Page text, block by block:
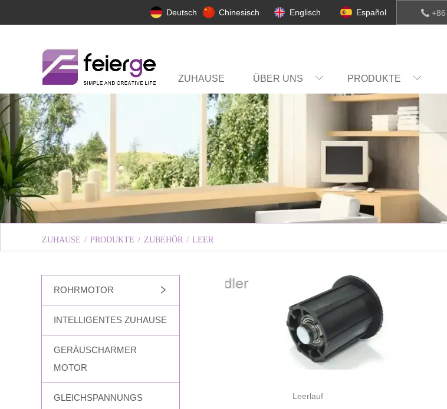
Deutsch Chinesisch Englisch Español
ZUHAUSE ÜBER UNS PRODUKTE
ZUHAUSE / PRODUKTE / ZUBEHÖR / LEER
ROHRMOTOR
INTELLIGENTES ZUHAUSE
GERÄUSCHARMER
MOTOR
GLEICHSPANNUNGS
Leerlauf